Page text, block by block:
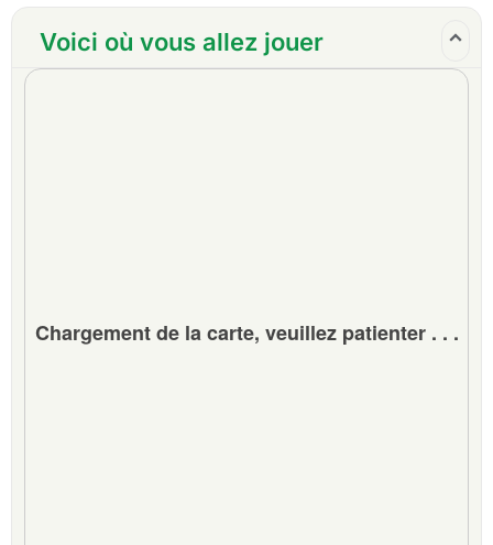
service compétent
Conseils, expertise et suggestions au niveau
Voici où vous allez jouer
Chargement de la carte, veuillez patienter . . .